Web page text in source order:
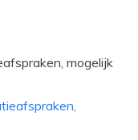
mogelijk